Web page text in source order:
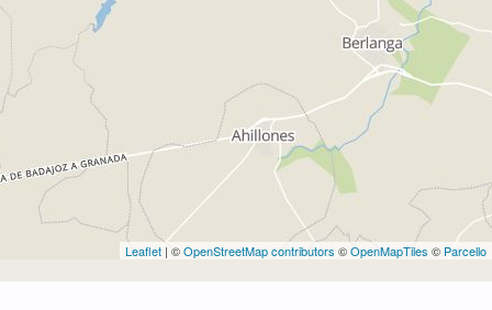
Leaflet | ©OpenStreetMap contributors ©OpenMapTiles © Parcello